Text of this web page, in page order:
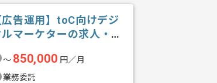
広告運用】toC向けデジ
ルマーケターの求人・案
〜 850,000 円／月
業務委託